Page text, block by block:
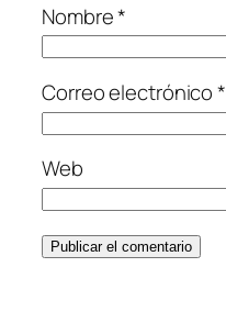
Nombre*
Correo electrónico*
Web